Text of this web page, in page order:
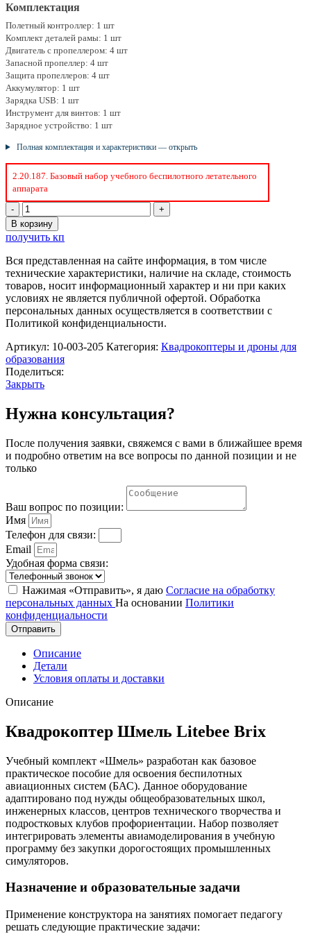
Комплектация
Полетный контроллер: 1 шт
Комплект деталей рамы: 1 шт
Двигатель с пропеллером: 4 шт
Запасной пропеллер: 4 шт
Защита пропеллеров: 4 шт
Аккумулятор: 1 шт
Зарядка USB: 1 шт
Инструмент для винтов: 1 шт
Зарядное устройство: 1 шт
Полная комплектация и характеристики — открыть
2.20.187. Базовый набор учебного беспилотного летательного
аппарата
Количество
товара
Квадрокоптер
Шмель
Litebee
Brix
В корзину
получить кп
Вся представленная на сайте информация, в том числе
технические характеристики, наличие на складе, стоимость
товаров, носит информационный характер и ни при каких
условиях не является публичной офертой. Обработка
персональных данных осуществляется в соответствии с
Политикой конфиденциальности.
Артикул: 10-003-205 Категория: Квадрокоптеры и дроны для
образования
Поделиться:
Закрыть
Нужна консультация?
После получения заявки, свяжемся с вами в ближайшее время
и подробно ответим на все вопросы по данной позиции и не
только
Ваш вопрос по позиции:
Имя
Телефон для связи:
Email
Удобная форма связи:
Нажимая «Отправить», я даю Согласие на обработку
персональных данных На основании Политики
конфиденциальности
Отправить
Описание
Детали
Условия оплаты и доставки
Описание
Квадрокоптер Шмель Litebee Brix
Учебный комплект «Шмель» разработан как базовое
практическое пособие для освоения беспилотных
авиационных систем (БАС). Данное оборудование
адаптировано под нужды общеобразовательных школ,
инженерных классов, центров технического творчества и
подростковых клубов профориентации. Набор позволяет
интегрировать элементы авиамоделирования в учебную
программу без закупки дорогостоящих промышленных
симуляторов.
Назначение и образовательные задачи
Применение конструктора на занятиях помогает педагогу
решать следующие практические задачи: